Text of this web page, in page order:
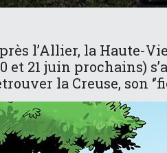
l’Allier, la Haute-
et 21 juin prochains)
la Creuse, son